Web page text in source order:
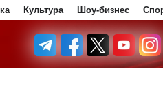
Культура Шоу-бизнес